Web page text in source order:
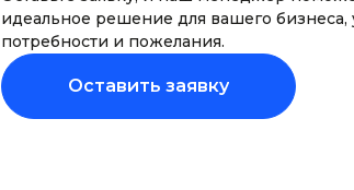
идеальное решение для вашего бизнеса,
потребности и пожелания.
Оставить заявку